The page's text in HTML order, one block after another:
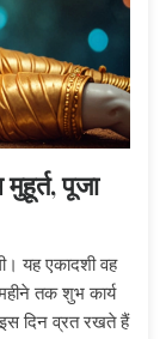
पूजा
यह एकादशी वह
तक शुभ कार्य
दिन व्रत रखते हैं